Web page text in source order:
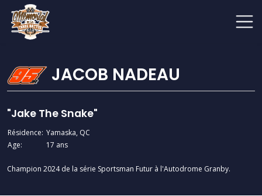
JACOB NADEAU
"Jake The Snake"
Résidence: Yamaska, QC
Age:
17 ans
Champion 2024 de la série Sportsman Futur à l'Autodrome Granby.